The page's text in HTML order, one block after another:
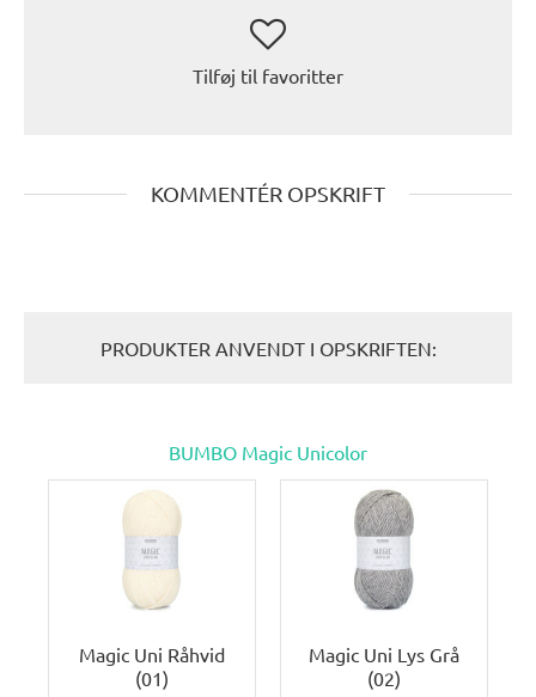
Tilføj til favoritter
KOMMENTÉR OPSKRIFT
PRODUKTER ANVENDT I OPSKRIFTEN:
BUMBO Magic Unicolor
Magic Uni Råhvid
(01)
Magic Uni Lys Grå
(02)